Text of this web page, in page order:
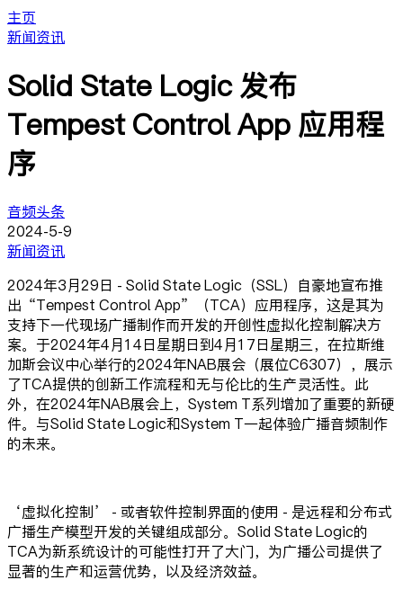
主页
新闻资讯
Solid State Logic 发布
Tempest Control App 应用程
序
音频头条
2024-5-9
新闻资讯
2024年3月29日 - Solid State Logic（SSL）自豪地宣布推
出“Tempest Control App”（TCA）应用程序，这是其为
支持下一代现场广播制作而开发的开创性虚拟化控制解决方
案。于2024年4月14日星期日到4月17日星期三，在拉斯维
加斯会议中心举行的2024年NAB展会（展位C6307），展示
了TCA提供的创新工作流程和无与伦比的生产灵活性。此
外，在2024年NAB展会上，System T系列增加了重要的新硬
件。与Solid State Logic和System T一起体验广播音频制作
的未来。
‘虚拟化控制’ - 或者软件控制界面的使用 - 是远程和分布式
广播生产模型开发的关键组成部分。Solid State Logic的
TCA为新系统设计的可能性打开了大门，为广播公司提供了
显著的生产和运营优势，以及经济效益。